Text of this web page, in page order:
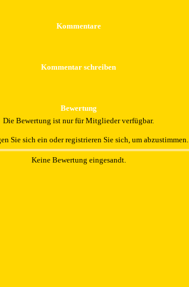
Kommentare
Kommentar schreiben
Bewertung
Die Bewertung ist nur für Mitglieder verfügbar.
Sie sich ein oder registrieren Sie sich, um abzustimmen.
Keine Bewertung eingesandt.